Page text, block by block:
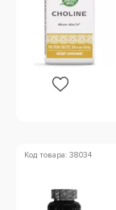
Код товара: 38034